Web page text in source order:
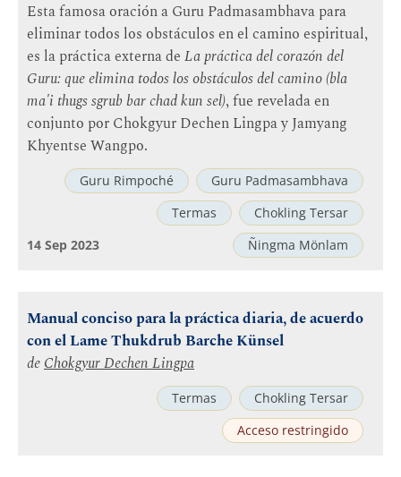
Esta famosa oración a Guru Padmasambhava para
eliminar todos los obstáculos en el camino espiritual,
es la práctica externa de La práctica del corazón del
Guru: que elimina todos los obstáculos del camino (bla
ma'i thugs sgrub bar chad kun sel), fue revelada en
conjunto por Chokgyur Dechen Lingpa y Jamyang
Khyentse Wangpo.
Guru Rimpoché
Guru Padmasambhava
Termas
Chokling Tersar
Ñingma Mönlam
14 Sep 2023
Manual conciso para la práctica diaria, de acuerdo
con el Lame Thukdrub Barche Künsel
deChokgyur Dechen Lingpa
Termas
Chokling Tersar
Acceso restringido